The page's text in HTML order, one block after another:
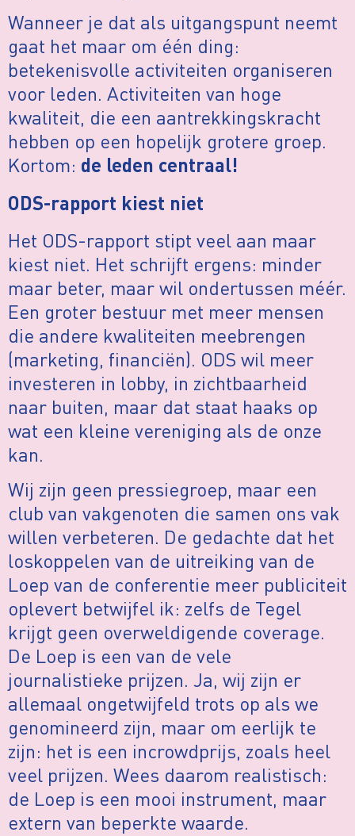
Wanneer je dat als uitgangspunt neemt
gaat het maar om één ding:
betekenisvolle activiteiten organiseren
voor leden. Activiteiten van hoge
kwaliteit, die een aantrekkingskracht
hebben op een hopelijk grotere groep.
Kortom: de leden centraal!
ODS-rapport kiest niet
Het ODS-rapport stipt veel aan maar
kiest niet. Het schrijft ergens: minder
maar beter, maar wil ondertussen méér.
Een groter bestuur met meer mensen
die andere kwaliteiten meebrengen
(marketing, financiën). ODS wil meer
investeren in lobby, in zichtbaarheid
naar buiten, maar dat staat haaks op
wat een kleine vereniging als de onze
kan.
Wij zijn geen pressiegroep, maar een
club van vakgenoten die samen ons vak
willen verbeteren. De gedachte dat het
loskoppelen van de uitreiking van de
Loep van de conferentie meer publiciteit
oplevert betwijfel ik: zelfs de Tegel
krijgt geen overweldigende coverage.
De Loep is een van de vele
journalistieke prijzen. Ja, wij zijn er
allemaal ongetwijfeld trots op als we
genomineerd zijn, maar om eerlijk te
zijn: het is een incrowdprijs, zoals heel
veel prijzen. Wees daarom realistisch:
de Loep is een mooi instrument, maar
extern van beperkte waarde.